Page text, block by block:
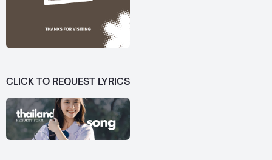
CLICK TO REQUEST LYRICS